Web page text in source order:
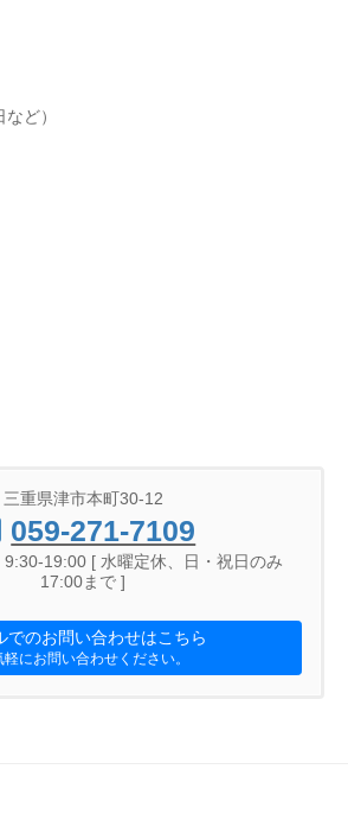
ど）
三重県津市本町30-12
059-271-7109
9:30-19:00 [ 水曜定休、日・祝日のみ
17:00まで ]
でのお問い合わせはこちら
軽にお問い合わせください。